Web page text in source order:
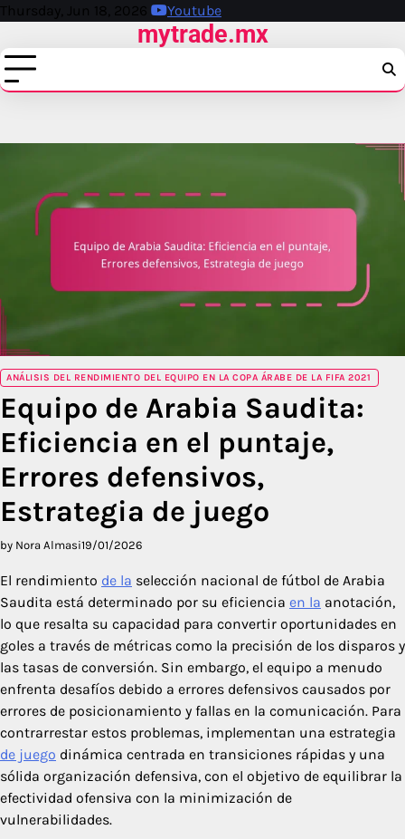
Skip
content
Thursday, Jun 18, 2026 Youtube
mytrade.mx
ANÁLISIS DEL RENDIMIENTO DEL EQUIPO EN LA COPA ÁRABE DE LA FIFA 2021
Equipo de Arabia Saudita:
Eficiencia en el puntaje,
Errores defensivos,
Estrategia de juego
by Nora Almasi19/01/2026
El rendimiento de la selección nacional de fútbol de Arabia
Saudita está determinado por su eficiencia en la anotación,
lo que resalta su capacidad para convertir oportunidades en
goles a través de métricas como la precisión de los disparos y
las tasas de conversión. Sin embargo, el equipo a menudo
enfrenta desafíos debido a errores defensivos causados por
errores de posicionamiento y fallas en la comunicación. Para
contrarrestar estos problemas, implementan una estrategia
de juego dinámica centrada en transiciones rápidas y una
sólida organización defensiva, con el objetivo de equilibrar la
efectividad ofensiva con la minimización de
vulnerabilidades.